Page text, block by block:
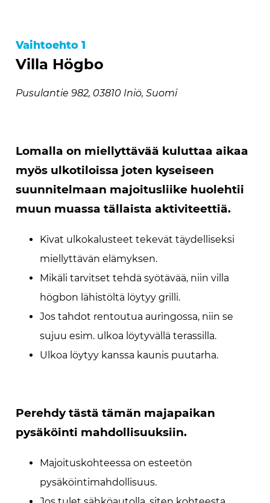
Vaihtoehto 1
Villa Högbo
Pusulantie 982, 03810 Iniö, Suomi
Lomalla on miellyttävää kuluttaa aikaa
myös ulkotiloissa joten kyseiseen
suunnitelmaan majoitusliike huolehtii
muun muassa tällaista aktiviteettiä.
Kivat ulkokalusteet tekevät täydelliseksi
miellyttävän elämyksen.
Mikäli tarvitset tehdä syötävää, niin villa
högbon lähistöltä löytyy grilli.
Jos tahdot rentoutua auringossa, niin se
sujuu esim. ulkoa löytyvällä terassilla.
Ulkoa löytyy kanssa kaunis puutarha.
Perehdy tästä tämän majapaikan
pysäköinti mahdollisuuksiin.
Majoituskohteessa on esteetön
pysäköintimahdollisuus.